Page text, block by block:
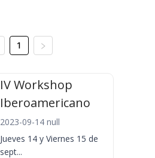
1
IV Workshop
Iberoamericano
2023-09-14 null
Jueves 14 y Viernes 15 de
sept...